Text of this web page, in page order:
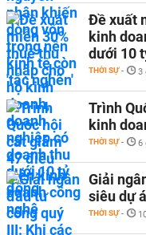
Đề xuất
kinh
dưới 10
THỜI SỰ - 3
Trình
kinh
THỜI SỰ - 6
Giải
siêu dự
THỜI SỰ -